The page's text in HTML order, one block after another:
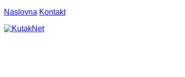
Naslovna Kontakt